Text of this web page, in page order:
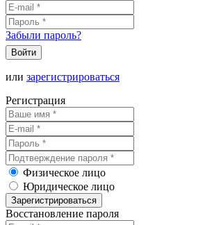
Забыли пароль?
Войти
или зарегистрироваться
Регистрация
Физическое лицо
Юридическое лицо
Зарегистрироваться
Восстановление пароля